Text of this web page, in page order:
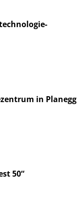
in Planegg
50“